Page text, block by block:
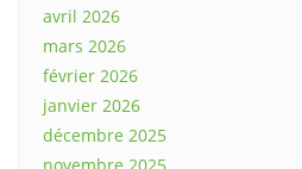
avril 2026
mars 2026
février 2026
janvier 2026
décembre 2025